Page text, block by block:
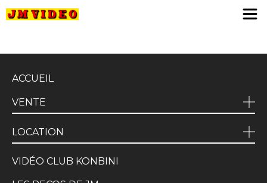
ACCUEIL
VENTE
LOCATION
VIDÉO CLUB KONBINI